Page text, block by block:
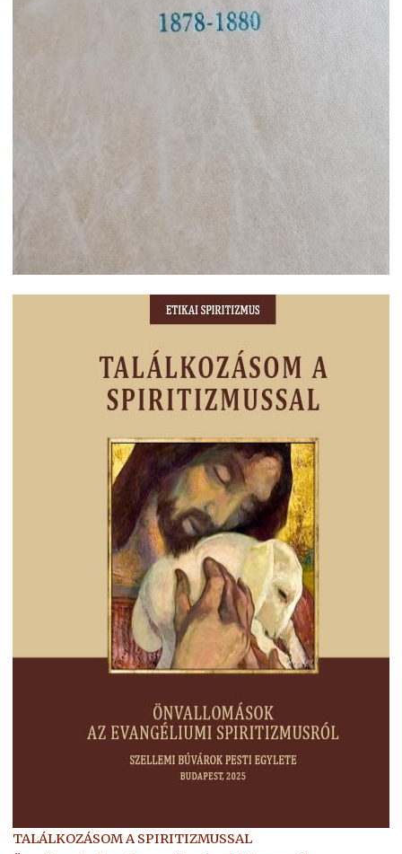
TALÁLKOZÁSOM A SPIRITIZMUSSAL